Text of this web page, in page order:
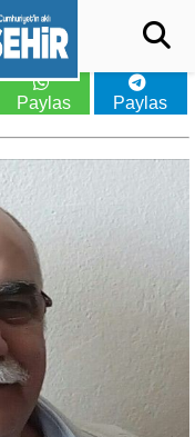
Paylas Paylas